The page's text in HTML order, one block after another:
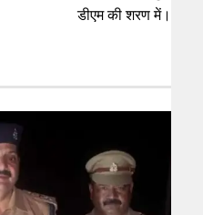
डीएम की शरण में।